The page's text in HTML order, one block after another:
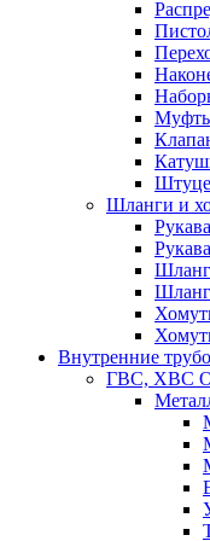
Шланги и
Внутренние
ГВС, ХВС